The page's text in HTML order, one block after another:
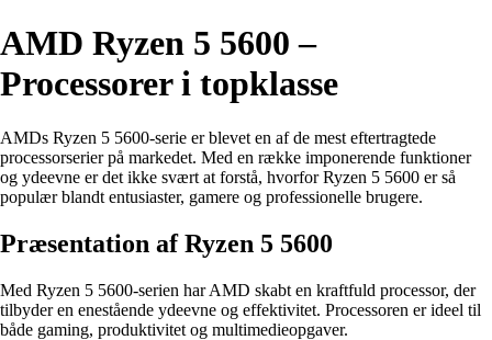
AMD Ryzen 5 5600 –
Processorer i topklasse
AMDs Ryzen 5 5600-serie er blevet en af de mest eftertragtede
processorserier på markedet. Med en række imponerende funktioner
og ydeevne er det ikke svært at forstå, hvorfor Ryzen 5 5600 er så
populær blandt entusiaster, gamere og professionelle brugere.
Præsentation af Ryzen 5 5600
Med Ryzen 5 5600-serien har AMD skabt en kraftfuld processor, der
tilbyder en enestående ydeevne og effektivitet. Processoren er ideel til
både gaming, produktivitet og multimedieopgaver.